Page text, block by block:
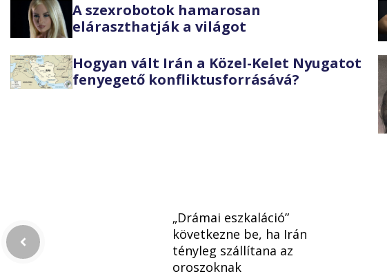
A szexrobotok hamarosan
eláraszthatják a világot
Hogyan vált Irán a Közel-Kelet Nyugatot
fenyegető konfliktusforrásává?
„Drámai eszkaláció”
következne be, ha Irán
tényleg szállítana az
oroszoknak